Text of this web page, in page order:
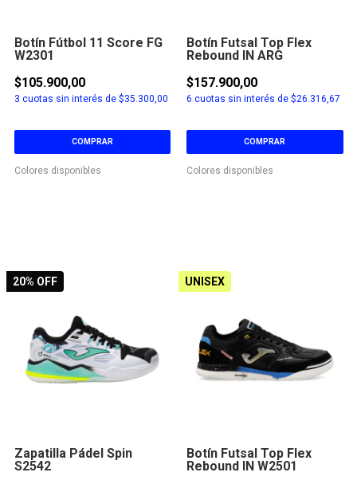
Botín Fútbol 11 Score FG
W2301
$105.900,00
3 cuotas sin interés de $35.300,00
COMPRAR
Colores disponibles
Botín Futsal Top Flex
Rebound IN ARG
$157.900,00
6 cuotas sin interés de $26.316,67
COMPRAR
Colores disponibles
20% OFF
Zapatilla Pádel Spin
S2542
UNISEX
Botín Futsal Top Flex
Rebound IN W2501